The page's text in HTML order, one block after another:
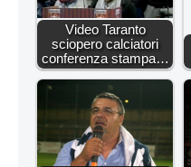
Video Taranto
sciopero calciatori
conferenza stampa…